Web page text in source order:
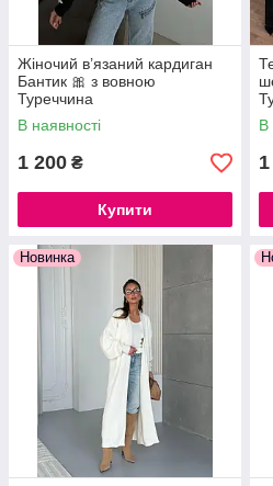
Жіночий в’язаний кардиган
Бантик 🎀 з вовною
Туреччина
В наявності
1 200 ₴
Купити
В
Новинка